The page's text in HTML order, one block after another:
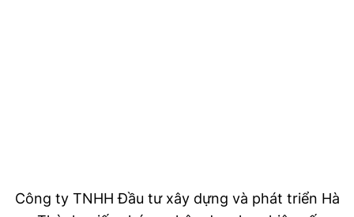
Công ty TNHH Đầu tư xây dựng và phát triển Hà